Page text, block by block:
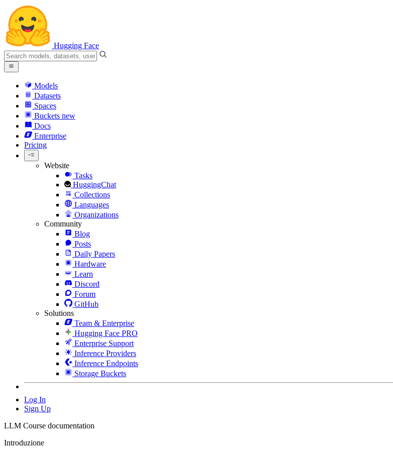
Hugging Face
Models
Datasets
Spaces
Buckets new
Docs
Enterprise
Pricing
Website
Tasks
HuggingChat
Collections
Languages
Organizations
Community
Blog
Posts
Daily Papers
Hardware
Learn
Discord
Forum
GitHub
Solutions
Team & Enterprise
Hugging Face PRO
Enterprise Support
Inference Providers
Inference Endpoints
Storage Buckets
Log In
Sign Up
LLM Course documentation
Introduzione